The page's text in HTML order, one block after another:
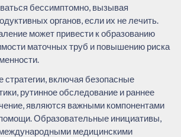
бессимптомно, вызывая
органов, если их не лечить.
может привести к образованию
маточных труб и повышению риска
стратегии, включая безопасные
рутинное обследование и раннее
являются важными компонентами
помощи. Образовательные инициативы,
медицинскими